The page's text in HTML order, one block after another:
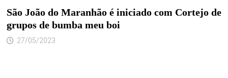
São João do Maranhão é iniciado com Cortejo de
grupos de bumba meu boi
27/05/2023